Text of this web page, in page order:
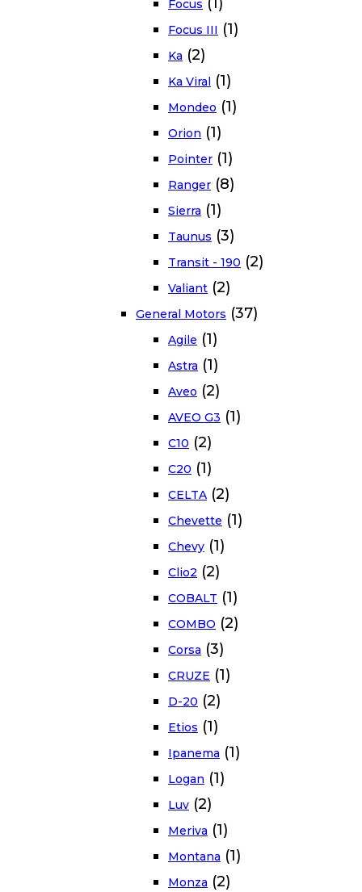
Focus
Focus III (1)
Ka (2)
Ka Viral (1)
Mondeo (1)
Orion (1)
Pointer (1)
Ranger (8)
Sierra (1)
Taunus (3)
Transit - 190 (2)
Valiant (2)
General Motors (37)
Agile (1)
Astra (1)
Aveo (2)
AVEO G3 (1)
C10 (2)
C20 (1)
CELTA (2)
Chevette (1)
Chevy (1)
Clio2 (2)
COBALT (1)
COMBO (2)
Corsa (3)
CRUZE (1)
D-20 (2)
Etios (1)
Ipanema (1)
Logan (1)
Luv (2)
Meriva (1)
Montana (1)
Monza (2)